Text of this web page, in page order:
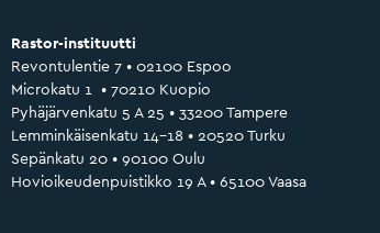
Rastor-instituutti
Revontulentie 7 • 02100 Espoo
Microkatu 1 • 70210 Kuopio
Pyhäjärvenkatu 5 A 25 • 33200 Tampere
Lemminkäisenkatu 14–18 • 20520 Turku
Sepänkatu 20 • 90100 Oulu
Hovioikeudenpuistikko 19 A • 65100 Vaasa